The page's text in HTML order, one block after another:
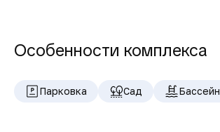
Особенности комплекса
Парковка Сад Бассейн